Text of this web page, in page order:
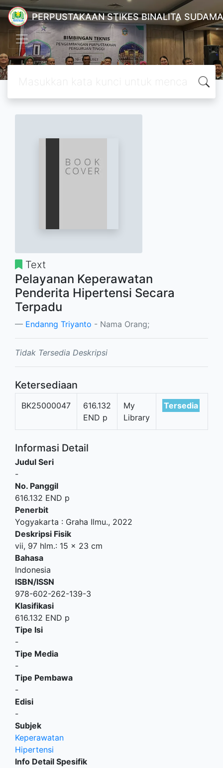
PERPUSTAKAAN STIKES BINALITA
Text
Pelayanan Keperawatan
Penderita Hipertensi Secara
Terpadu
Endanng Triyanto - Nama Orang;
Tidak Tersedia Deskripsi
Ketersediaan
BK25000047
616.132
END p
My
Library
Tersedia
Informasi Detail
Judul Seri
-
No. Panggil
616.132 END p
Penerbit
Yogyakarta : Graha Ilmu., 2022
Deskripsi Fisik
vii, 97 hlm.: 15 x 23 cm
Bahasa
Indonesia
ISBN/ISSN
978-602-262-139-3
Klasifikasi
616.132 END p
Tipe Isi
-
Tipe Media
-
Tipe Pembawa
-
Edisi
-
Subjek
Keperawatan
Hipertensi
Info Detail Spesifik